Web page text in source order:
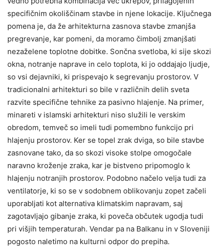
specifičnim okoliščinam stavbe in njene lokacije. Ključnega
pomena je, da že arhitekturna zasnova stavbe zmanjša
pregrevanje, kar pomeni, da moramo čimbolj zmanjšati
nezaželene toplotne dobitke. Sončna svetloba, ki sije skozi
okna, notranje naprave in celo toplota, ki jo oddajajo ljudje,
so vsi dejavniki, ki prispevajo k segrevanju prostorov. V
tradicionalni arhitekturi so bile v različnih delih sveta
razvite specifične tehnike za pasivno hlajenje. Na primer,
minareti v islamski arhitekturi niso služili le verskim
obredom, temveč so imeli tudi pomembno funkcijo pri
hlajenju prostorov. Ker se topel zrak dviga, so bile stavbe
zasnovane tako, da so skozi visoke stolpe omogočale
naravno kroženje zraka, kar je bistveno pripomoglo k
hlajenju notranjih prostorov. Podobno načelo velja tudi za
ventilatorje, ki so se v sodobnem oblikovanju zopet začeli
uporabljati kot alternativa klimatskim napravam, saj
zagotavljajo gibanje zraka, ki poveča občutek ugodja tudi
pri višjih temperaturah. Vendar pa na Balkanu in v Sloveniji
pogosto naletimo na kulturni odpor do prepiha.